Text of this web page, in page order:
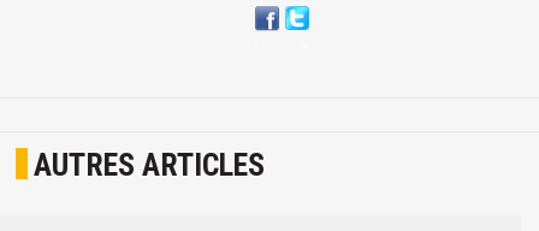
AUTRES ARTICLES